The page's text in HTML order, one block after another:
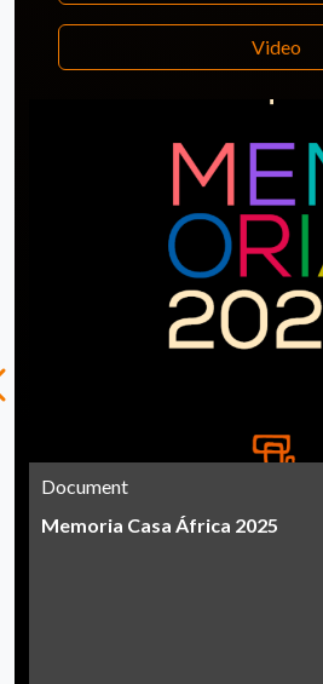
Video
Document
Memoria Casa África 2025